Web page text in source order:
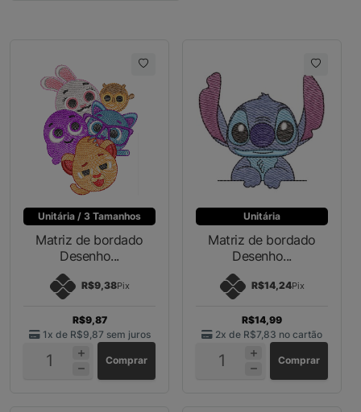
Unitária / 3 Tamanhos
Matriz de bordado
Desenho...
R$9,38Pix
R$9,87
1x de R$9,87 sem juros
Comprar
Unitária
Matriz de bordado
Desenho...
R$14,24Pix
R$14,99
2x de R$7,83 no cartão
Comprar